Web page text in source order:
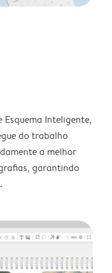
Esquema Inteligente,
do trabalho
a melhor
garantindo